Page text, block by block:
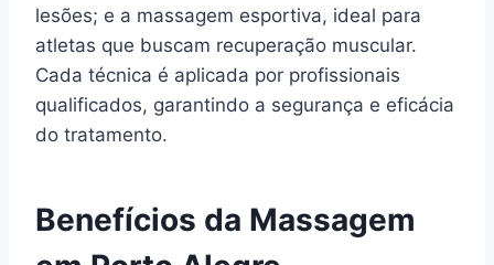
lesões; e a massagem esportiva, ideal para
atletas que buscam recuperação muscular.
Cada técnica é aplicada por profissionais
qualificados, garantindo a segurança e eficácia
do tratamento.
Benefícios da Massagem